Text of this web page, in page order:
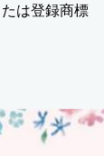
は登録商標